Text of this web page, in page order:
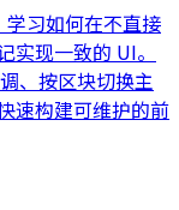
习如何在不直接
现一致的 UI。
、按区块切换主
速构建可维护的前